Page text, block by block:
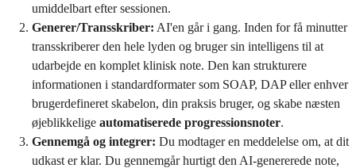
umiddelbart efter sessionen.
Generer/Transskriber: AI'en går i gang. Inden for få minutter
transskriberer den hele lyden og bruger sin intelligens til at
udarbejde en komplet klinisk note. Den kan strukturere
informationen i standardformater som SOAP, DAP eller enhver
brugerdefineret skabelon, din praksis bruger, og skabe næsten
øjeblikkelige automatiserede progressionsnoter.
Gennemgå og integrer: Du modtager en meddelelse om, at dit
udkast er klar. Du gennemgår hurtigt den AI-genererede note,